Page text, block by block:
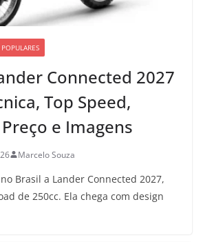
Connected 2027
Top Speed,
e Imagens
Marcelo Souza
Brasil a Lander Connected 2027,
de 250cc. Ela chega com design